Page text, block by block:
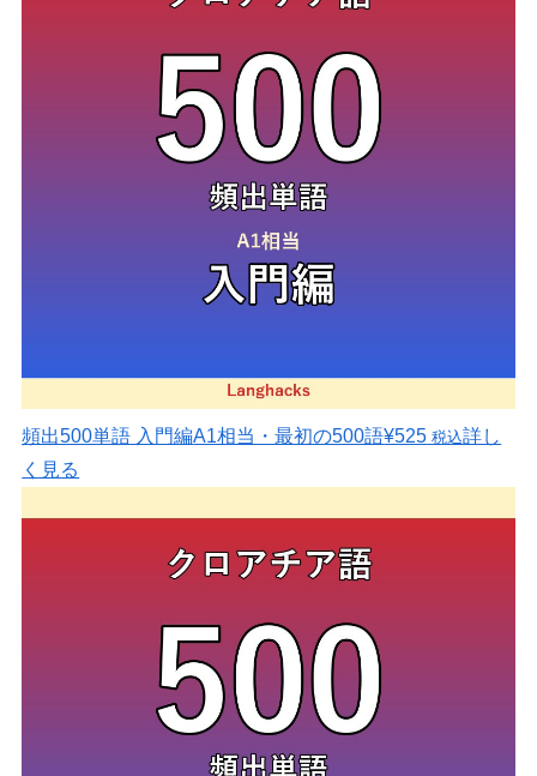
頻出500単語 入門編A1相当・最初の500語¥525 税込詳し
く見る